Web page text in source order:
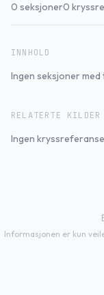
0 seksjoner0
INNHOLD
Ingen seksjoner med
RELATERTE KILDER
Ingen
Informasjonen er kun